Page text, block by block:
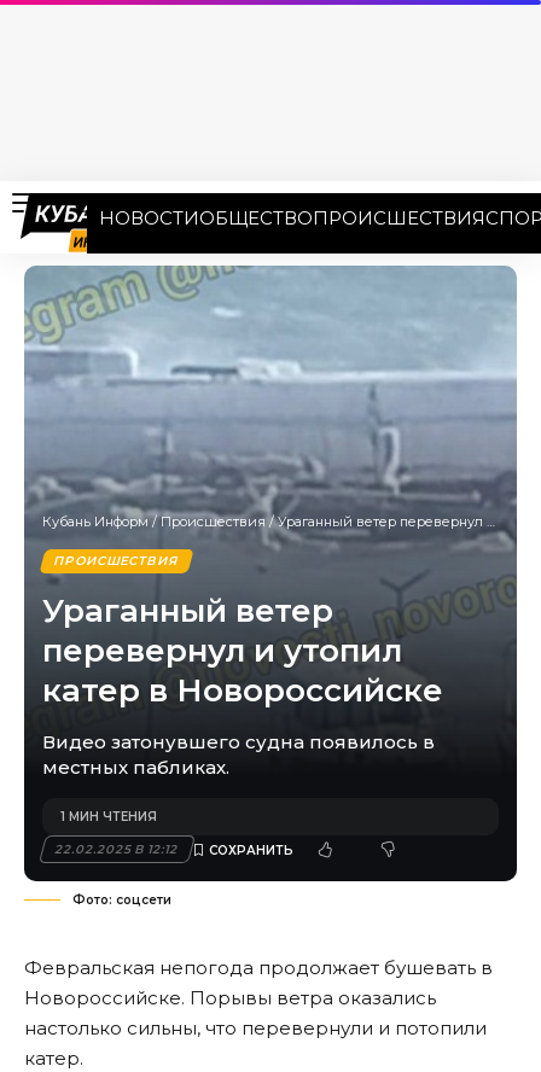
НОВОСТИОБЩЕСТВОПРОИСШЕСТВИЯ
Кубань Информ/Происшествия /Ураганный ветер перевернул и утопил катер в Новороссийске
ПРОИСШЕСТВИЯ
Ураганный ветер
перевернул и утопил
катер в Новороссийске
Видео затонувшего судна появилось в
местных пабликах.
22.02.2025 В 12:12
1 МИН ЧТЕНИЯ
Фото: соцсети
Февральская непогода продолжает бушевать в
Новороссийске. Порывы ветра оказались
настолько сильны, что перевернули и потопили
катер.